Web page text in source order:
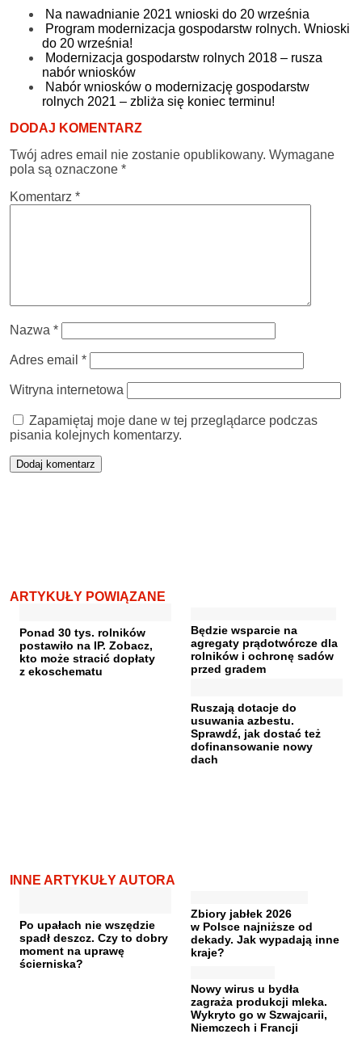
Na nawadnianie 2021 wnioski do 20 września
Program modernizacja gospodarstw rolnych. Wnioski
do 20 września!
Modernizacja gospodarstw rolnych 2018 – rusza
nabór wniosków
Nabór wniosków o modernizację gospodarstw
rolnych 2021 – zbliża się koniec terminu!
DODAJ KOMENTARZ
Twój adres email nie zostanie opublikowany. Wymagane
pola są oznaczone *
Komentarz *
Nazwa *
Adres email *
Witryna internetowa
Zapamiętaj moje dane w tej przeglądarce podczas
pisania kolejnych komentarzy.
ARTYKUŁY POWIĄZANE
Ponad 30 tys. rolników
postawiło na IP. Zobacz,
kto może stracić dopłaty
z ekoschematu
Będzie wsparcie na
agregaty prądotwórcze dla
rolników i ochronę sadów
przed gradem
Ruszają dotacje do
usuwania azbestu.
Sprawdź, jak dostać też
dofinansowanie nowy
dach
INNE ARTYKUŁY AUTORA
Po upałach nie wszędzie
spadł deszcz. Czy to dobry
moment na uprawę
ścierniska?
Zbiory jabłek 2026
w Polsce najniższe od
dekady. Jak wypadają inne
kraje?
Nowy wirus u bydła
zagraża produkcji mleka.
Wykryto go w Szwajcarii,
Niemczech i Francji